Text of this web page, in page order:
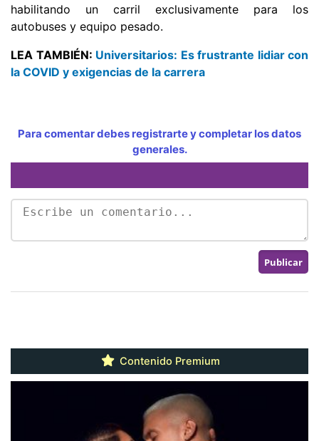
habilitando un carril exclusivamente para los
autobuses y equipo pesado.
LEA TAMBIÉN: Universitarios: Es frustrante lidiar con
la COVID y exigencias de la carrera
Para comentar debes registrarte y completar los datos
generales.
Contenido Premium